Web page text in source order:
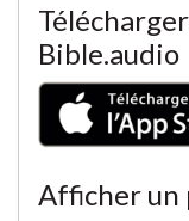
Bible.audio
Afficher un